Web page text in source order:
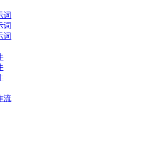
词
词
词
流